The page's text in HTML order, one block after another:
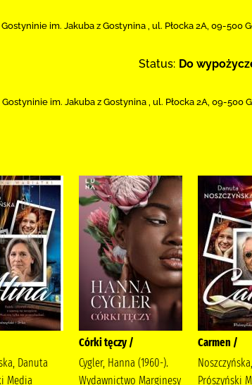
im. Jakuba z Gostynina , ul. Płocka 2A, 09-500
Status: Do
Gostyninie im. Jakuba z Gostynina ul. Płocka 2A 09-500
Danuta
Media
Córki tęczy /
Cygler, Hanna (1960-).
Wydawnictwo Marginesy
Carmen /
Prószyński